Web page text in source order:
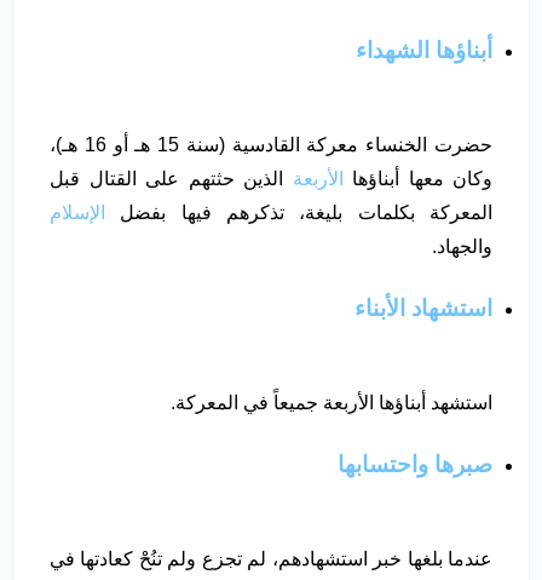
أبناؤها الشهداء
حضرت الخنساء معركة القادسية (سنة 15 هـ أو 16 هـ)،
وكان معها أبناؤها
الأربعة الذين حثتهم على القتال قبل
المعركة بكلمات بليغة، تذكرهم فيها بفضل
الإسلام
والجهاد.
استشهاد الأبناء
استشهد أبناؤها الأربعة جميعاً في المعركة.
صبرها واحتسابها
عندما بلغها خبر استشهادهم، لم تجزع ولم تنُحْ كعادتها في